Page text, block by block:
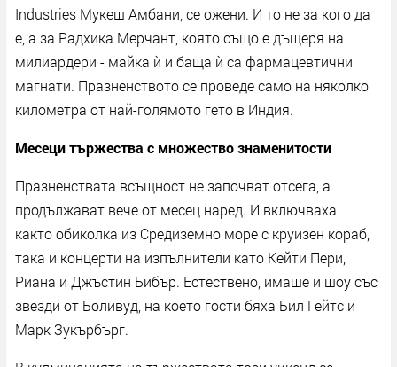
Industries Мукеш Амбани, се ожени. И то не за кого да
е, а за Радхика Мерчант, която също е дъщеря на
милиардери - майка ѝ и баща ѝ са фармацевтични
магнати. Празненството се проведе само на няколко
километра от най-голямото гето в Индия.
Месеци тържества с множество знаменитости
Празненствата всъщност не започват отсега, а
продължават вече от месец наред. И включваха
както обиколка из Средиземно море с круизен кораб,
така и концерти на изпълнители като Кейти Пери,
Риана и Джъстин Бибър. Естествено, имаше и шоу със
звезди от Боливуд, на което гости бяха Бил Гейтс и
Марк Зукърбърг.